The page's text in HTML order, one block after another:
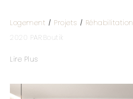
Logement Projets Réhabilitation
2020
PAR:Boutik
Lire Plus